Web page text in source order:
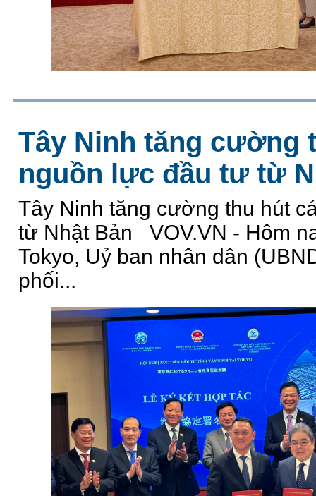
Tây Ninh tăng cường
nguồn lực đầu tư từ
Tây Ninh tăng cường thu hút
từ Nhật Bản VOV.VN - Hôm
Tokyo, Uỷ ban nhân dân
phối...